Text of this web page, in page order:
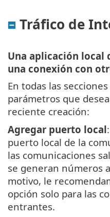
Tráfico de
Una aplicación local
una conexión con
En todas las
parámetros que
reciente creación:
Agregar puerto local
puerto local de la
las comunicaciones
se generan números
motivo, le
opción solo para las
entrantes.